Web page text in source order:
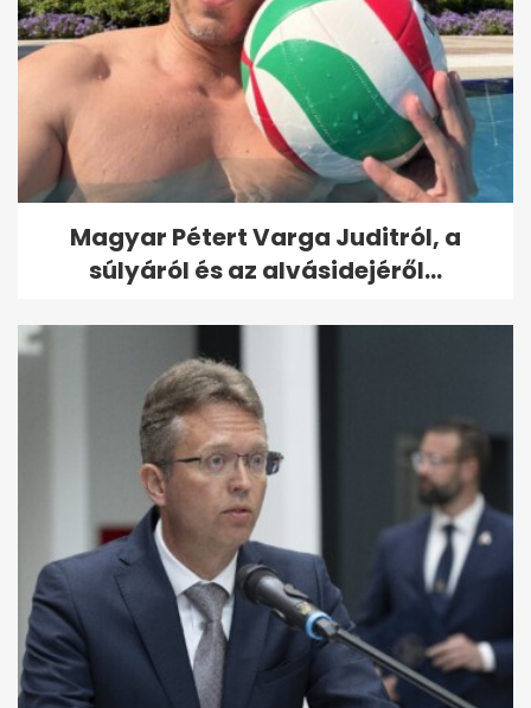
Magyar Pétert Varga Juditról, a
súlyáról és az alvásidejéről...